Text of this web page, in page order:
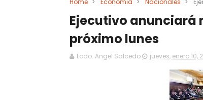
Home > Economia > Nacionales >
Ejecutivo anunciará
próximo lunes
Lcdo. Angel Salcedo jueves, enero 10,